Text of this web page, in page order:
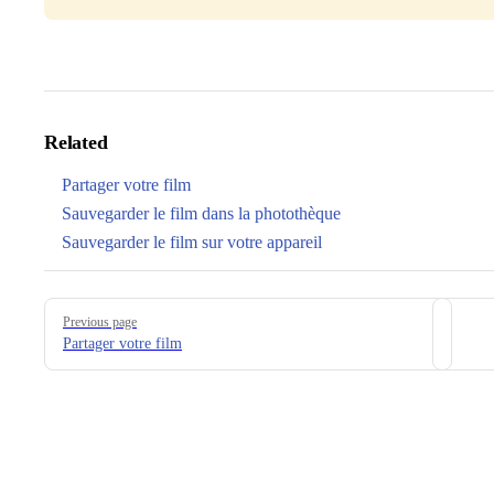
Related
Partager votre film
Sauvegarder le film dans la photothèque
Sauvegarder le film sur votre appareil
Pager
Previous page
Partager votre film